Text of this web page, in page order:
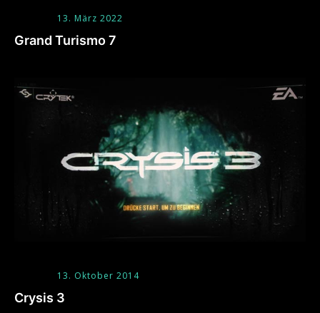
13. März 2022
Grand Turismo 7
13. Oktober 2014
Crysis 3